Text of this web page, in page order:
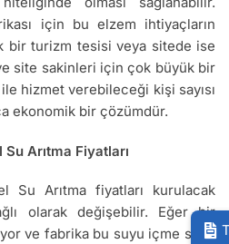
için bu elzem ihtiyaçların
bir turizm tesisi veya sitede ise
site sakinleri için çok büyük bir
hizmet verebileceği kişi sayısı
ekonomik bir çözümdür.
Arıtma Fiyatları
Su Arıtma fiyatları kurulacak
olarak değişebilir. Eğer bir
ve fabrika bu suyu içme suyu